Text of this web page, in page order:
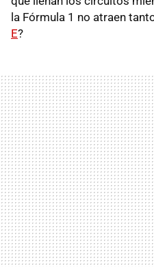
la Fórmula 1 no atraen
E?